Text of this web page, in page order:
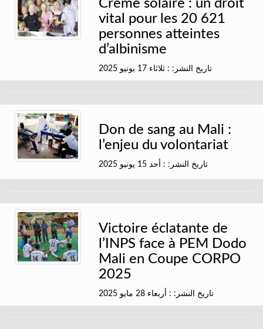
Crème solaire : un droit
vital pour les 20 621
personnes atteintes
d’albinisme
تاريخ النشر: : ثلاثاء 17 يونيو 2025
Don de sang au Mali :
l’enjeu du volontariat
تاريخ النشر: : أحد 15 يونيو 2025
Victoire éclatante de
l’INPS face à PEM Dodo
Mali en Coupe CORPO
2025
تاريخ النشر: : أربعاء 28 مايو 2025